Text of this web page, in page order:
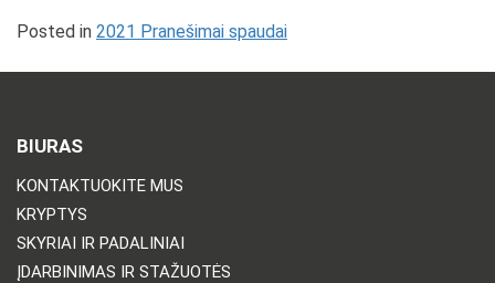
Posted in 2021 Pranešimai spaudai
BIURAS
KONTAKTUOKITE MUS
KRYPTYS
SKYRIAI IR PADALINIAI
ĮDARBINIMAS IR STAŽUOTĖS